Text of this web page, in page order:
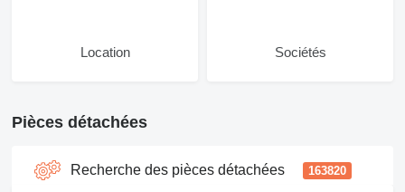
Location Sociétés
Pièces détachées
Recherche des pièces détachées 163820